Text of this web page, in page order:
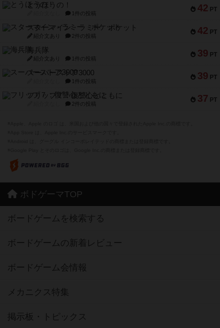
42 PT
とうほうの！
1件の投稿
42 PT
スターマイン・ラミー ポケット
紹介文あり 2件の投稿
39 PT
海兵隊
紹介文あり 1件の投稿
39 PT
スーパーストア3000
1件の投稿
37 PT
フリップ７：復讐心とともに
2件の投稿
ボドゲーマTOP
ボードゲームを検索する
ボードゲームの新着レビュー
ボードゲーム会情報
メカニクス特集
掲示板・トピックス